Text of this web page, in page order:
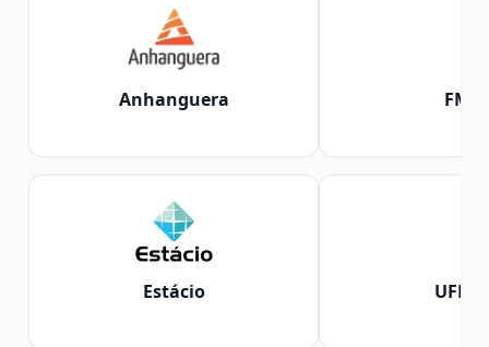
Anhanguera
Estácio
FMU